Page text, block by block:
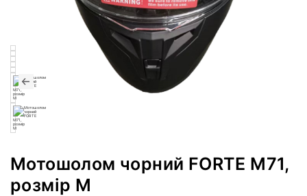
Мотошолом чорний FORTE M71,
розмір M